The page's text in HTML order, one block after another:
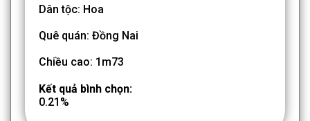
Dân tộc: Hoa
Quê quán: Đồng Nai
Chiều cao: 1m73
Kết quả bình chọn:
0.21%